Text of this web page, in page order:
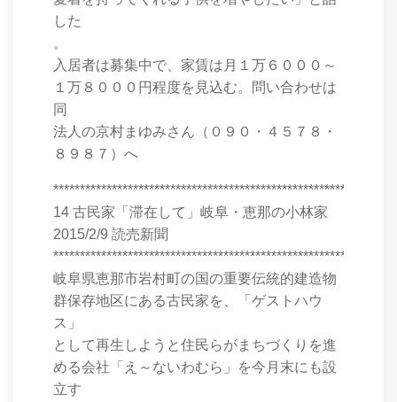
した
。
入居者は募集中で、家賃は月１万６０００～
１万８０００円程度を見込む。問い合わせは
同
法人の京村まゆみさん（０９０・４５７８・
８９８７）へ
14 古民家「滞在して」岐阜・恵那の小林家
2015/2/9 読売新聞
岐阜県恵那市岩村町の国の重要伝統的建造物
群保存地区にある古民家を、「ゲストハウ
ス」
として再生しようと住民らがまちづくりを進
める会社「え～ないわむら」を今月末にも設
立す